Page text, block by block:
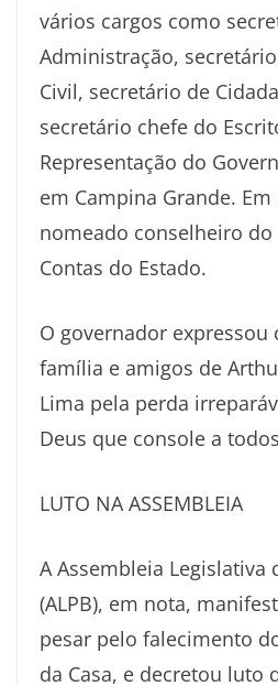
vários cargos como
Administração,
Civil, secretário de
secretário chefe do
Representação do
em Campina Grande. Em
nomeado conselheiro
Contas do Estado.
O governador expressou
família e amigos de
Lima pela perda
Deus que console a
LUTO NA ASSEMBLEIA
A Assembleia Legislativa
(ALPB), em nota,
pesar pelo falecimento
da Casa, e decretou luto